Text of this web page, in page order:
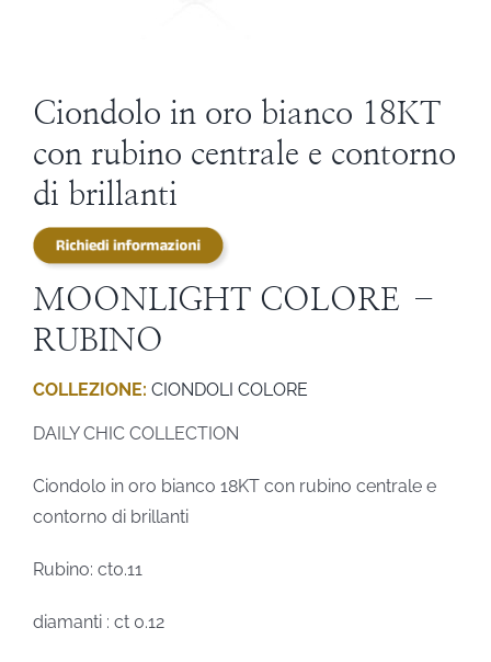
DIAMANTI DA INVESTIMENTO
PER LE AZIENDE
Ciondolo in oro bianco 18KT
con rubino centrale e contorno
di brillanti
MOONLIGHT COLORE –
RUBINO
COLLEZIONE: CIONDOLI COLORE
DAILY CHIC COLLECTION
Ciondolo in oro bianco 18KT con rubino centrale e
contorno di brillanti
Rubino: ct0.11
diamanti : ct 0.12